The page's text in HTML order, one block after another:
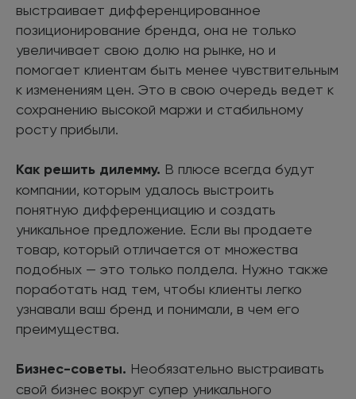
выстраивает дифференцированное
позиционирование бренда, она не только
увеличивает свою долю на рынке, но и
помогает клиентам быть менее чувствительным
к изменениям цен. Это в свою очередь ведет к
сохранению высокой маржи и стабильному
росту прибыли.
Как решить дилемму. В плюсе всегда будут
компании, которым удалось выстроить
понятную дифференциацию и создать
уникальное предложение. Если вы продаете
товар, который отличается от множества
подобных — это только полдела. Нужно также
поработать над тем, чтобы клиенты легко
узнавали ваш бренд и понимали, в чем его
преимущества.
Бизнес-советы. Необязательно выстраивать
свой бизнес вокруг супер уникального